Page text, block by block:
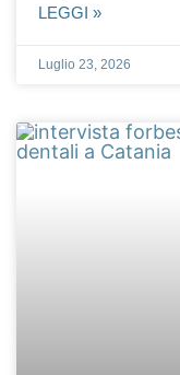
LEGGI »
Luglio 23, 2026